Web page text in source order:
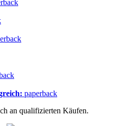
paperback
an qualifizierten Käufen.